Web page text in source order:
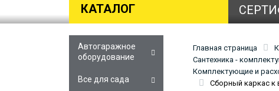
КАТАЛОГ
Главная страница
Сантехника -
Комплектующие и
Сборный каркас к
Автогаражное
оборудование
Все для сада